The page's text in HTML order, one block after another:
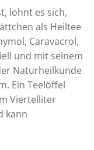
lohnt es sich,
als Heiltee
Caravacrol,
und mit seinem
Naturheilkunde
Ein Teelöffel
Viertelliter
kann